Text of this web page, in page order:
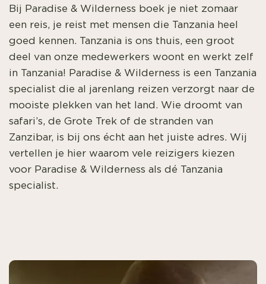
Bij Paradise & Wilderness boek je niet zomaar
een reis, je reist met mensen die Tanzania heel
goed kennen. Tanzania is ons thuis, een groot
deel van onze medewerkers woont en werkt zelf
in Tanzania! Paradise & Wilderness is een Tanzania
specialist die al jarenlang reizen verzorgt naar de
mooiste plekken van het land. Wie droomt van
safari’s, de Grote Trek of de stranden van
Zanzibar, is bij ons écht aan het juiste adres. Wij
vertellen je hier waarom vele reizigers kiezen
voor Paradise & Wilderness als dé Tanzania
specialist.